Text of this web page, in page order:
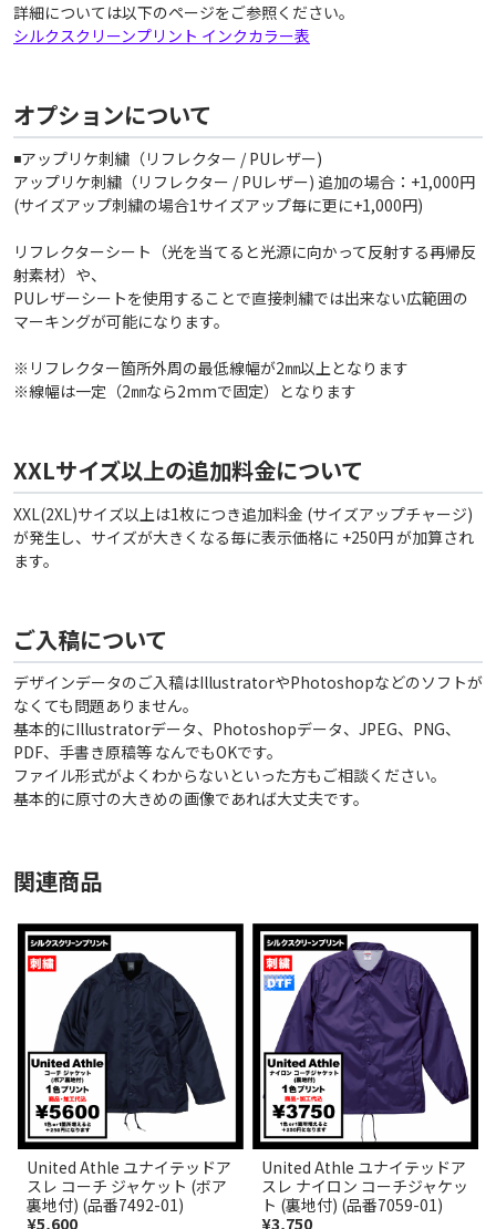
詳細については以下のページをご参照ください。
シルクスクリーンプリント インクカラー表
オプションについて
◾️アップリケ刺繍（リフレクター / PUレザー)
アップリケ刺繍（リフレクター / PUレザー) 追加の場合：+1,000円
(サイズアップ刺繍の場合1サイズアップ毎に更に+1,000円)
リフレクターシート（光を当てると光源に向かって反射する再帰反
射素材）や、
PUレザーシートを使用することで直接刺繍では出来ない広範囲の
マーキングが可能になります。
※リフレクター箇所外周の最低線幅が2㎜以上となります
※線幅は一定（2㎜なら2mmで固定）となります
XXLサイズ以上の追加料金について
XXL(2XL)サイズ以上は1枚につき追加料金 (サイズアップチャージ)
が発生し、サイズが大きくなる毎に表示価格に +250円 が加算され
ます。
ご入稿について
デザインデータのご入稿はIllustratorやPhotoshopなどのソフトが
なくても問題ありません。
基本的にIllustratorデータ、Photoshopデータ、JPEG、PNG、
PDF、手書き原稿等 なんでもOKです。
ファイル形式がよくわからないといった方もご相談ください。
基本的に原寸の大きめの画像であれば大丈夫です。
関連商品
United Athle ユナイテッドア
スレ コーチ ジャケット (ボア
裏地付) (品番7492-01)
¥5,600
United Athle ユナイテッドア
スレ ナイロン コーチジャケッ
ト (裏地付) (品番7059-01)
¥3,750